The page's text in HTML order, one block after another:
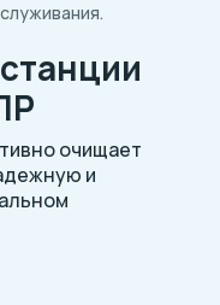
очищает
и